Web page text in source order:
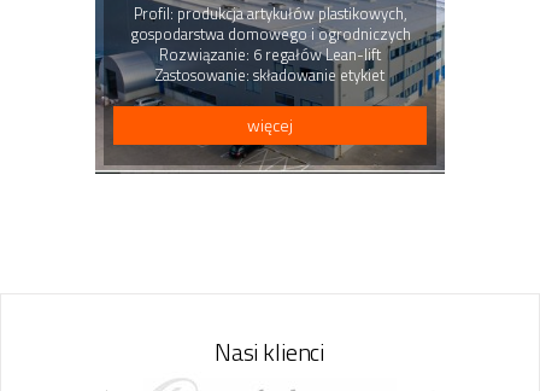
Profil: produkcja artykułów plastikowych,
gospodarstwa domowego i ogrodniczych
Rozwiązanie: 6 regałów Lean-lift
Zastosowanie: składowanie etykiet
więcej
Nasi klienci